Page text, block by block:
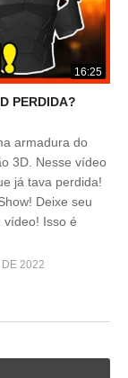
16:25
PERDIDA?
armadura do
3D. Nesse vídeo
já tava perdida!
Deixe seu
vídeo! Isso é
2022